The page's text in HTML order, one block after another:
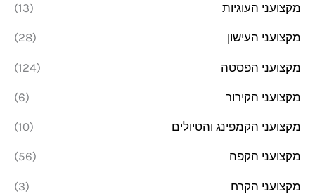
מקצועני העוגיות (13)
מקצועני העישון (28)
מקצועני הפסטה (124)
מקצועני הקירור (6)
מקצועני הקמפינג והטיולים (10)
מקצועני הקפה (56)
מקצועני הקרח (3)